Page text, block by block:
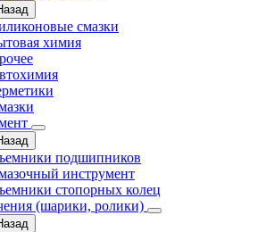
смазки
химия
подшипников
инструмент
стопорных колец
(шарики, ролики)